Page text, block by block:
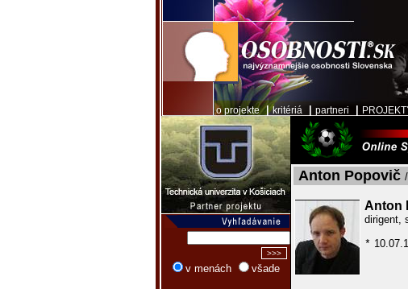
o projekte|kritériá partneri
v menách všade
Anton Popovič
Anton
dirigent,
*